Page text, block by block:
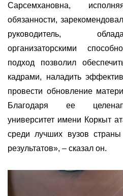
Сарсемхановна, ис
обязанности,
руководитель,
организаторскими
подход позволил
кадрами, наладить
провести обновление
Благодаря ее
университет имени Коркыт
среди лучших вузов
результатов», – сказал он.